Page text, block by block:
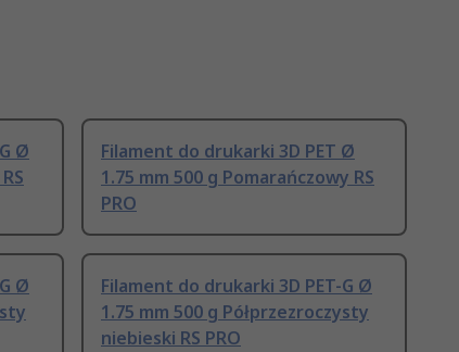
Ø
Filament do drukarki 3D PET Ø
1.75 mm 500 g Pomarańczowy RS
PRO
Ø
Filament do drukarki 3D PET-G Ø
1.75 mm 500 g Półprzezroczysty
niebieski RS PRO